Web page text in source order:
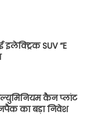
इलेक्ट्रिक SUV “E
कैन प्लांट
का बड़ा निवेश